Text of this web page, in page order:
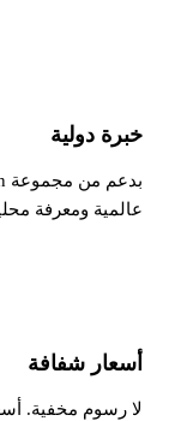
خبرة دولية
عالمية ومعرفة
أسعار شفافة
لا رسوم مخفية.